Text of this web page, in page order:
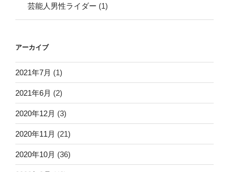
芸能人男性ライダー (1)
アーカイブ
2021年7月 (1)
2021年6月 (2)
2020年12月 (3)
2020年11月 (21)
2020年10月 (36)